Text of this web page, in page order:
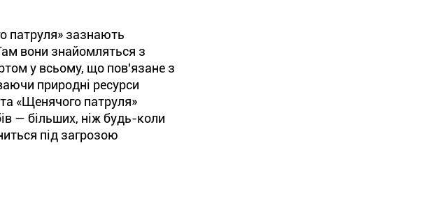
патруля» зазнають
вони знайомляться з
у всьому, що пов'язане з
природні ресурси
«Щенячого патруля»
— більших, ніж будь-коли
під загрозою